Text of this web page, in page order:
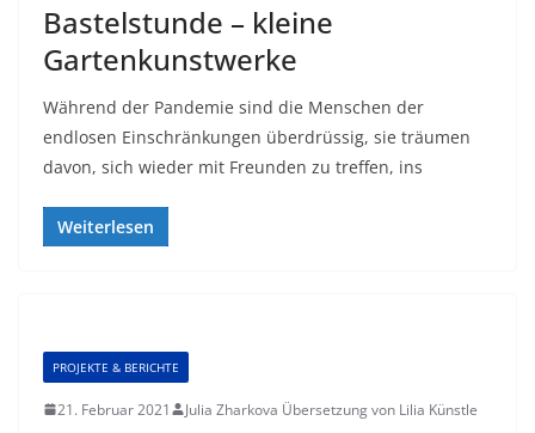
Bastelstunde – kleine
Gartenkunstwerke
Während der Pandemie sind die Menschen der
endlosen Einschränkungen überdrüssig, sie träumen
davon, sich wieder mit Freunden zu treffen, ins
Weiterlesen
PROJEKTE & BERICHTE
21. Februar 2021 Julia Zharkova Übersetzung von Lilia Künstle